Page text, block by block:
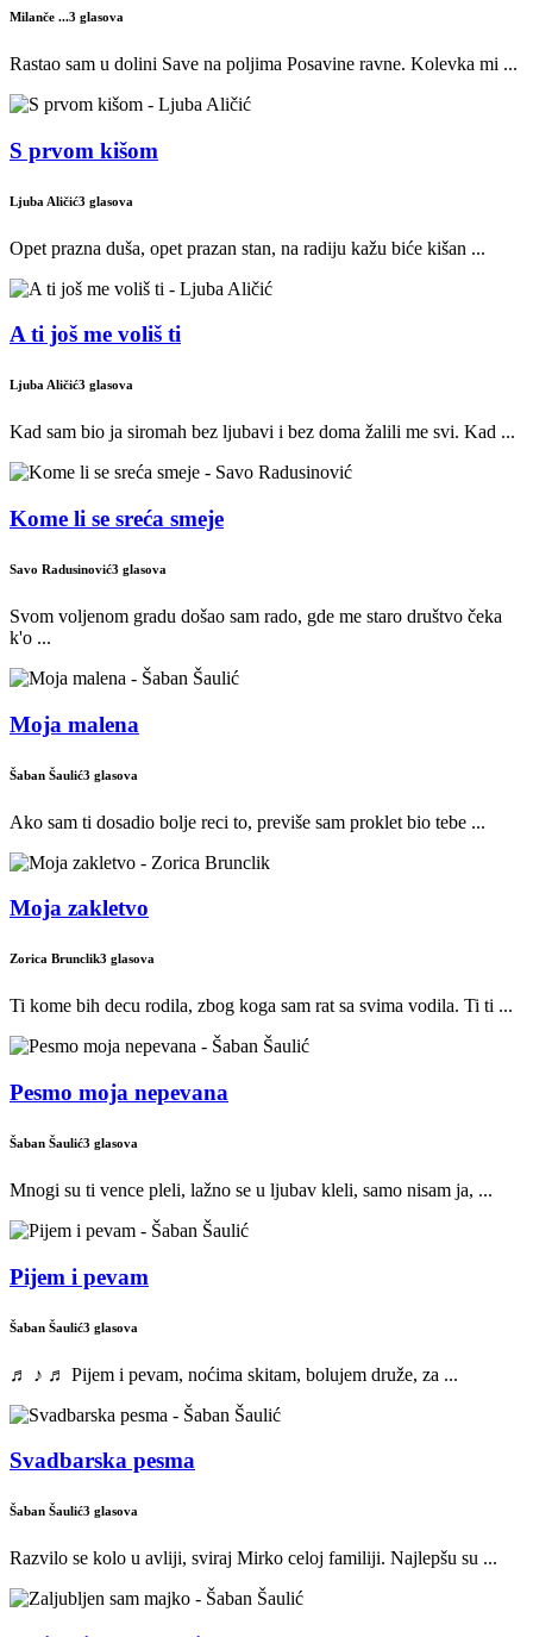
Milanče ...3 glasova
Rastao sam u dolini Save na poljima Posavine ravne. Kolevka mi ...
S prvom kišom
Ljuba Aličić3 glasova
Opet prazna duša, opet prazan stan, na radiju kažu biće kišan ...
A ti još me voliš ti
Ljuba Aličić3 glasova
Kad sam bio ja siromah bez ljubavi i bez doma žalili me svi. Kad ...
Kome li se sreća smeje
Savo Radusinović3 glasova
Svom voljenom gradu došao sam rado, gde me staro društvo čeka
k'o ...
Moja malena
Šaban Šaulić3 glasova
Ako sam ti dosadio bolje reci to, previše sam proklet bio tebe ...
Moja zakletvo
Zorica Brunclik3 glasova
Ti kome bih decu rodila, zbog koga sam rat sa svima vodila. Ti ti ...
Pesmo moja nepevana
Šaban Šaulić3 glasova
Mnogi su ti vence pleli, lažno se u ljubav kleli, samo nisam ja, ...
Pijem i pevam
Šaban Šaulić3 glasova
♬ ♪ ♬ Pijem i pevam, noćima skitam, bolujem druže, za ...
Svadbarska pesma
Šaban Šaulić3 glasova
Razvilo se kolo u avliji, sviraj Mirko celoj familiji. Najlepšu su ...